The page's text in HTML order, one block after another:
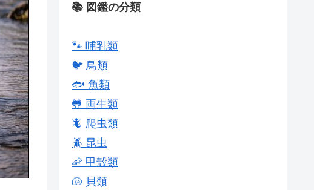
📚 図鑑の分類
🐾 哺乳類
🐦 鳥類
🐟 魚類
🐸 両生類
🦎 爬虫類
🪲 昆虫
🦐 甲殻類
🐚 貝類